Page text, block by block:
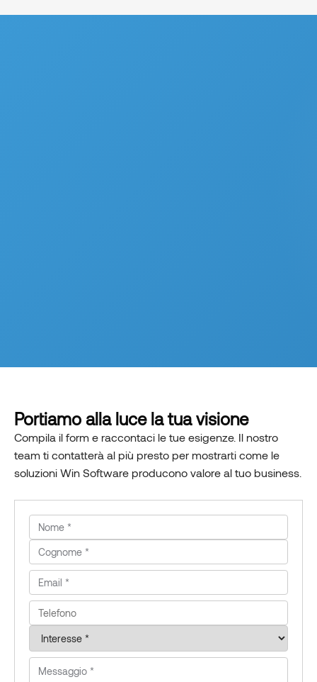
Portiamo alla luce la tua visione
Compila il form e raccontaci le tue esigenze. Il nostro
team ti contatterà al più presto per mostrarti come le
soluzioni Win Software producono valore al tuo business.